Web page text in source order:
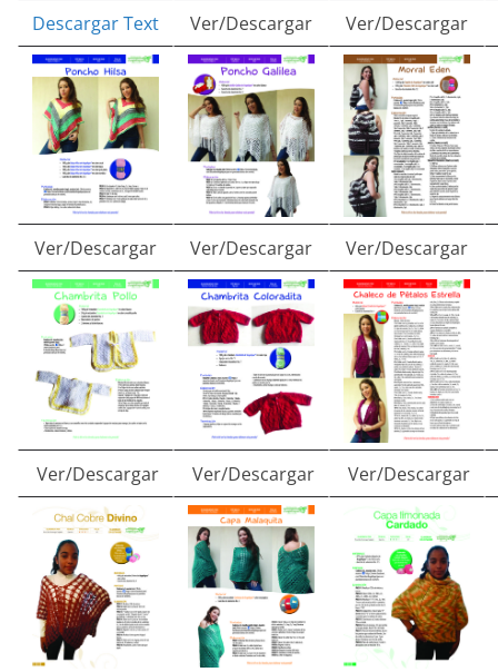
Descargar Text Ver/Descargar Ver/Descargar
Ver/Descargar Ver/Descargar Ver/Descargar
Ver/Descargar Ver/Descargar Ver/Descargar